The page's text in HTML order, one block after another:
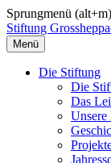
Sprungmenü
Stiftung
Menü
Die Stiftung
Die
Das